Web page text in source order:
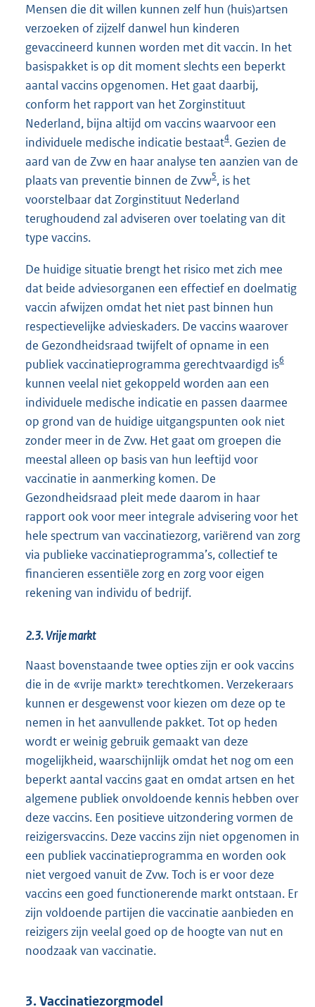
Mensen die dit willen kunnen zelf hun (huis)artsen
verzoeken of zijzelf danwel hun kinderen
gevaccineerd kunnen worden met dit vaccin. In het
basispakket is op dit moment slechts een beperkt
aantal vaccins opgenomen. Het gaat daarbij,
conform het rapport van het Zorginstituut
Nederland, bijna altijd om vaccins waarvoor een
individuele medische indicatie bestaat4. Gezien de
aard van de Zvw en haar analyse ten aanzien van de
plaats van preventie binnen de Zvw5, is het
voorstelbaar dat Zorginstituut Nederland
terughoudend zal adviseren over toelating van dit
type vaccins.
De huidige situatie brengt het risico met zich mee
dat beide adviesorganen een effectief en doelmatig
vaccin afwijzen omdat het niet past binnen hun
respectievelijke advieskaders. De vaccins waarover
de Gezondheidsraad twijfelt of opname in een
publiek vaccinatieprogramma gerechtvaardigd is6
kunnen veelal niet gekoppeld worden aan een
individuele medische indicatie en passen daarmee
op grond van de huidige uitgangspunten ook niet
zonder meer in de Zvw. Het gaat om groepen die
meestal alleen op basis van hun leeftijd voor
vaccinatie in aanmerking komen. De
Gezondheidsraad pleit mede daarom in haar
rapport ook voor meer integrale advisering voor het
hele spectrum van vaccinatiezorg, variërend van zorg
via publieke vaccinatieprogramma’s, collectief te
financieren essentiële zorg en zorg voor eigen
rekening van individu of bedrijf.
2.3. Vrije markt
Naast bovenstaande twee opties zijn er ook vaccins
die in de «vrije markt» terechtkomen. Verzekeraars
kunnen er desgewenst voor kiezen om deze op te
nemen in het aanvullende pakket. Tot op heden
wordt er weinig gebruik gemaakt van deze
mogelijkheid, waarschijnlijk omdat het nog om een
beperkt aantal vaccins gaat en omdat artsen en het
algemene publiek onvoldoende kennis hebben over
deze vaccins. Een positieve uitzondering vormen de
reizigersvaccins. Deze vaccins zijn niet opgenomen in
een publiek vaccinatieprogramma en worden ook
niet vergoed vanuit de Zvw. Toch is er voor deze
vaccins een goed functionerende markt ontstaan. Er
zijn voldoende partijen die vaccinatie aanbieden en
reizigers zijn veelal goed op de hoogte van nut en
noodzaak van vaccinatie.
3. Vaccinatiezorgmodel